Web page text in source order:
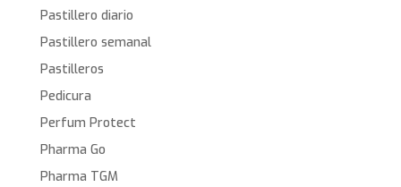
Pastillero diario
Pastillero semanal
Pastilleros
Pedicura
Perfum Protect
Pharma Go
Pharma TGM